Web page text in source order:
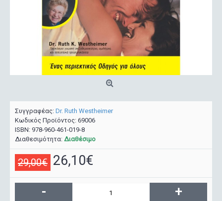
Συγγραφέας: Dr. Ruth Westheimer
Κωδικός Προϊόντος: 69006
ISBN: 978-960-461-019-8
Διαθεσιμότητα: Διαθέσιμο
29,00€ 26,10€
- +